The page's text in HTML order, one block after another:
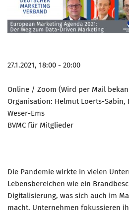
27.1.2021, 18:00 - 20:00
Online / Zoom (Wird per Mail
Organisation: Helmut Loerts-Sabin,
Weser-Ems
BVMC für Mitglieder
Die Pandemie wirkte in vielen
Lebensbereichen wie ein
Digitalisierung, was sich auch im
macht. Unternehmen fokussieren